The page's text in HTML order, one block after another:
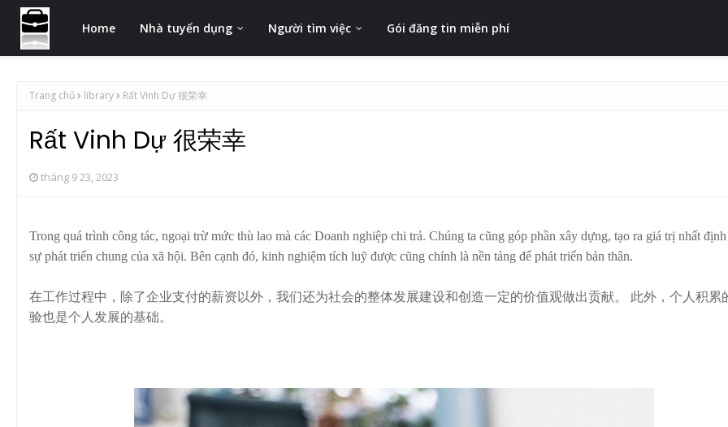
Home Nhà tuyển dụng Người tìm việc Gói đăng tin miễn phí
Trang chủ library Rất Vinh Dự 很荣幸
Rất Vinh Dự 很荣幸
tháng 9 23, 2023
Trong quá trình công tác, ngoại trừ mức thù lao mà các Doanh nghiệp chi trả. Chúng ta cũng góp phần xây dựng, tạo ra giá trị nhất
sự phát triển chung của xã hội. Bên cạnh đó, kinh nghiệm tích luỹ được cũng chính là nền tảng để phát triển bản thân.
在工作过程中，除了企业支付的薪资以外，我们还为社会的整体发展建设和创造一定的价值观做出贡献。 此外，个人积累
验也是个人发展的基础。